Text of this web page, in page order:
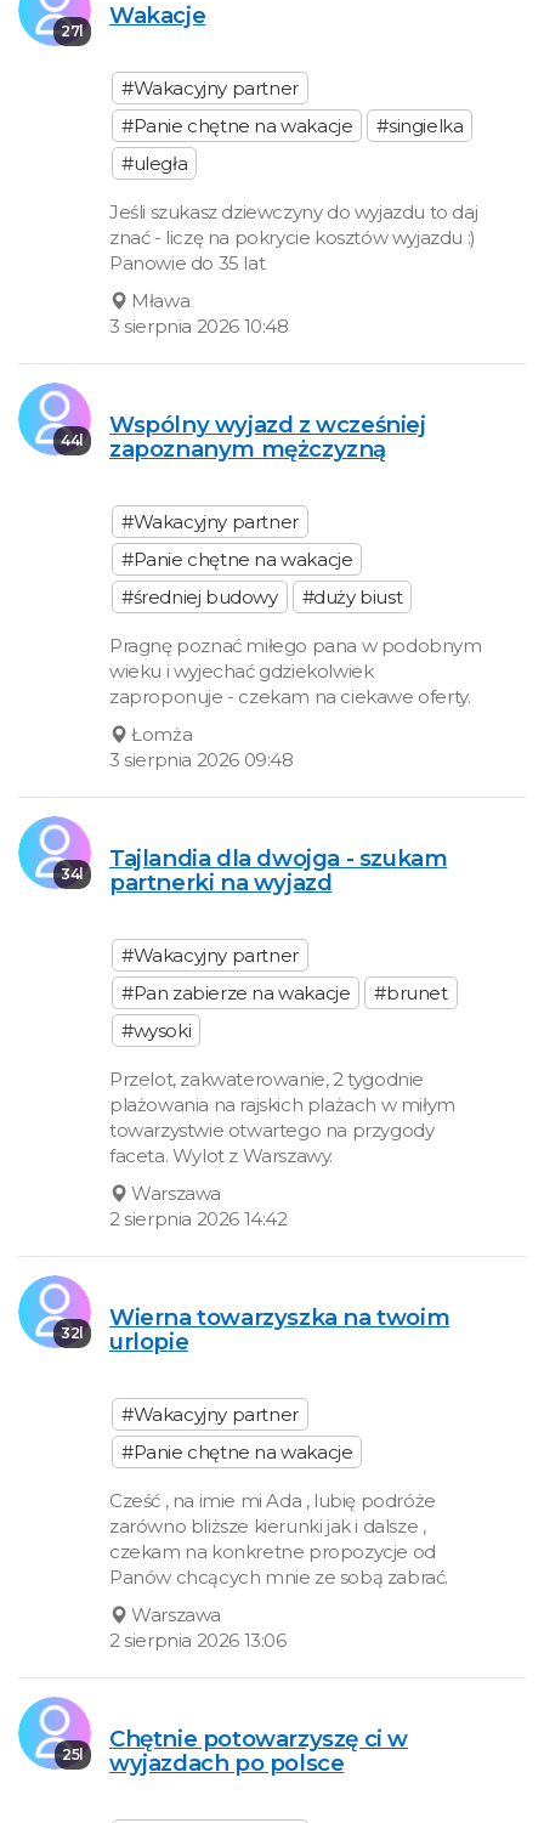
27l
Wakacje
#Wakacyjny partner
#Panie chętne na wakacje
#singielka
#uległa
Jeśli szukasz dziewczyny do wyjazdu to daj
znać - liczę na pokrycie kosztów wyjazdu :)
Panowie do 35 lat
Mława
3 sierpnia 2026 10:48
44l
Wspólny wyjazd z wcześniej
zapoznanym mężczyzną
#Wakacyjny partner
#Panie chętne na wakacje
#średniej budowy
#duży biust
Pragnę poznać miłego pana w podobnym
wieku i wyjechać gdziekolwiek
zaproponuje - czekam na ciekawe oferty.
Łomża
3 sierpnia 2026 09:48
34l
Tajlandia dla dwojga - szukam
partnerki na wyjazd
#Wakacyjny partner
#Pan zabierze na wakacje
#brunet
#wysoki
Przelot, zakwaterowanie, 2 tygodnie
plażowania na rajskich plażach w miłym
towarzystwie otwartego na przygody
faceta. Wylot z Warszawy.
Warszawa
2 sierpnia 2026 14:42
32l
Wierna towarzyszka na twoim
urlopie
#Wakacyjny partner
#Panie chętne na wakacje
Cześć , na imie mi Ada , lubię podróże
zarówno bliższe kierunki jak i dalsze ,
czekam na konkretne propozycje od
Panów chcących mnie ze sobą zabrać.
Warszawa
2 sierpnia 2026 13:06
25l
Chętnie potowarzyszę ci w
wyjazdach po polsce